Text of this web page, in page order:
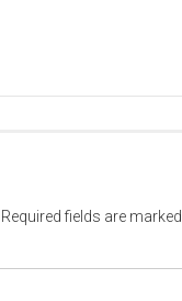
Required fields are marked